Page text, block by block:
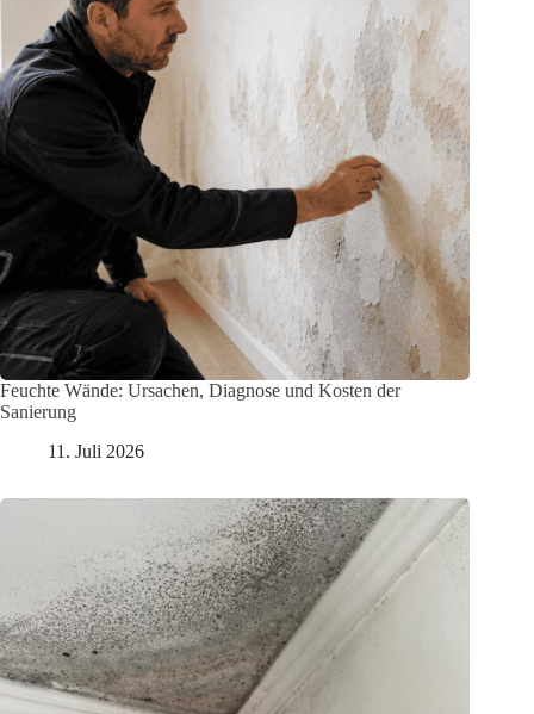
Feuchte Wände: Ursachen, Diagnose und Kosten der
Sanierung
11. Juli 2026